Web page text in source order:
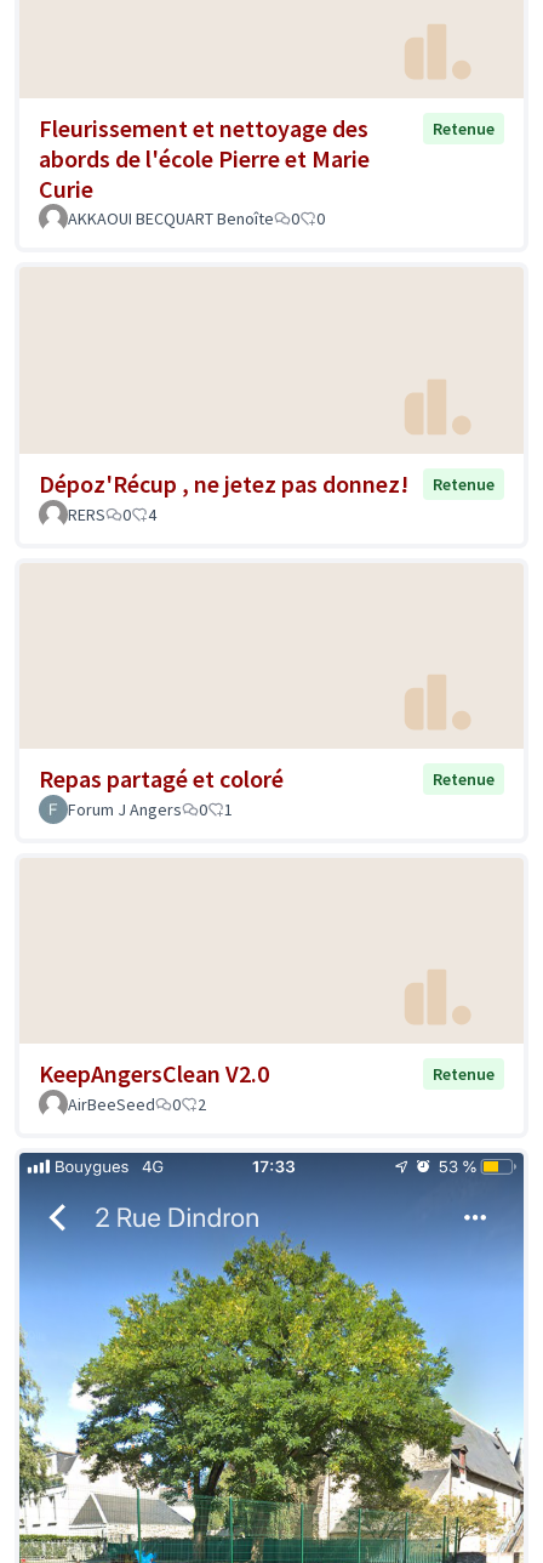
Fleurissement et nettoyage des
abords de l'école Pierre et Marie
Curie
Retenue
AKKAOUI BECQUART Benoîte 0 0
Dépoz'Récup , ne jetez pas donnez!
Retenue
RERS
0 4
Repas partagé et coloré
Retenue
Forum J Angers
0 1
KeepAngersClean V2.0
Retenue
AirBeeSeed
0 2